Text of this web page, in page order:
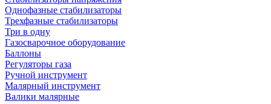
Однофазные стабилизаторы
Трехфазные стабилизаторы
Три в одну
Газосварочное оборудование
Баллоны
Регуляторы газа
Ручной инструмент
Малярный инструмент
Валики малярные